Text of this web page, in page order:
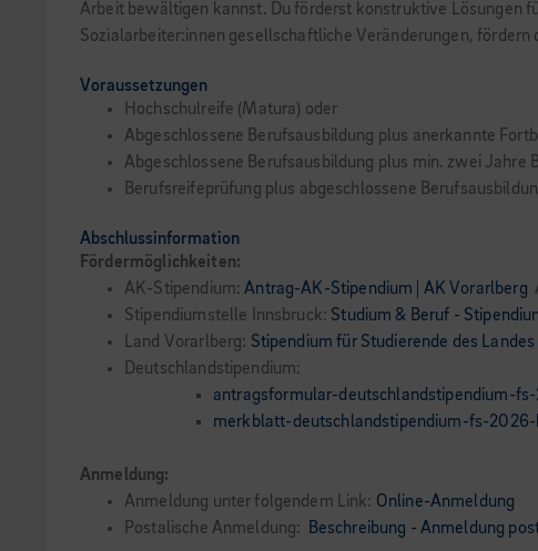
Arbeit bewältigen kannst. Du förderst konstruktive Lösungen
Sozialarbeiter:innen gesellschaftliche Veränderungen,
Voraussetzungen
Hochschulreife (Matura) oder
Abgeschlossene Berufsausbildung plus anerkannte
Abgeschlossene Berufsausbildung plus min. zwei
Berufsreifeprüfung plus abgeschlossene
Abschlussinformation
Fördermöglichkeiten:
AK-Stipendium:Antrag-AK-Stipendium | AK Vorarlberg
Stipendiumstelle Innsbruck: Studium & Beruf -
Land Vorarlberg: Stipendium für Studierende des
Deutschlandstipendium:
antragsformular-deutschlandstipendium-
merkblatt-deutschlandstipendium-fs-
Anmeldung:
Anmeldung unter folgendem Link: Online-Anmeldung
Postalische Anmeldung:
Beschreibung - Anmeldung